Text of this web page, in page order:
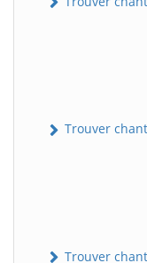
Trouver
Trouver